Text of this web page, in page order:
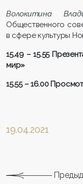
Волокитина
Общественного
в сфере культуры
15.49 – 15.55
мир»
15.55 – 16.00
19.04.2021